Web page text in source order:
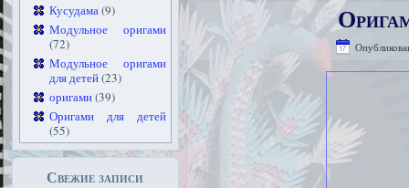
Кусудама(9)
Модульное оригами
(72)
Модульное оригами
для детей(23)
оригами(39)
Оригами для детей
(55)
Свежие записи